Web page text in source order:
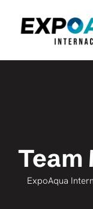
content
Team
ExpoAqua